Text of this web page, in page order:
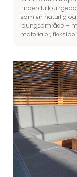
finder du
som en naturlig
loungeområde –
materialer,